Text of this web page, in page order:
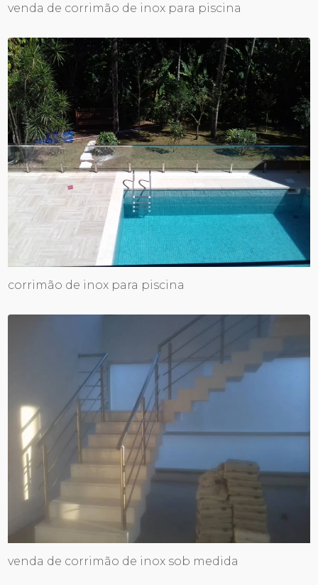
venda de corrimão de inox para piscina
corrimão de inox para piscina
venda de corrimão de inox sob medida